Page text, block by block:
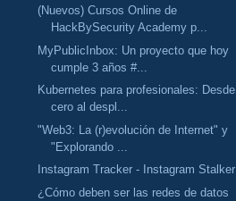
(Nuevos) Cursos Online de
HackBySecurity Academy p...
MyPublicInbox: Un proyecto que hoy
cumple 3 años #...
Kubernetes para profesionales: Desde
cero al despl...
"Web3: La (r)evolución de Internet" y
"Explorando ...
Instagram Tracker - Instagram Stalker
¿Cómo deben ser las redes de datos